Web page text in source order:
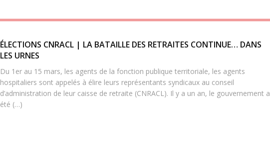
ÉLECTIONS CNRACL | LA BATAILLE DES RETRAITES CONTINUE… DANS
LES URNES
Du 1er au 15 mars, les agents de la fonction publique territoriale, les agents
hospitaliers sont appelés à élire leurs représentants syndicaux au conseil
d’administration de leur caisse de retraite (CNRACL). Il y a un an, le gouvernement a
été (…)